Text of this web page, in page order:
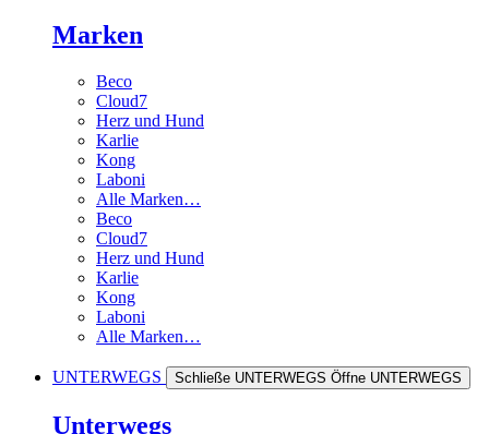
Marken
Beco
Cloud7
Herz und Hund
Karlie
Kong
Laboni
Alle Marken…
Beco
Cloud7
Herz und Hund
Karlie
Kong
Laboni
Alle Marken…
UNTERWEGS Schließe UNTERWEGS Öffne UNTERWEGS
Unterwegs